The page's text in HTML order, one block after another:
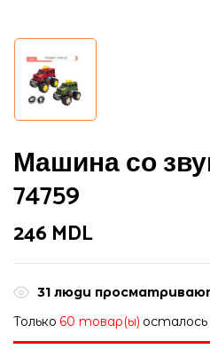
Машина со
74759
246 MDL
31 люди
Только 60 товар(ы) осталось